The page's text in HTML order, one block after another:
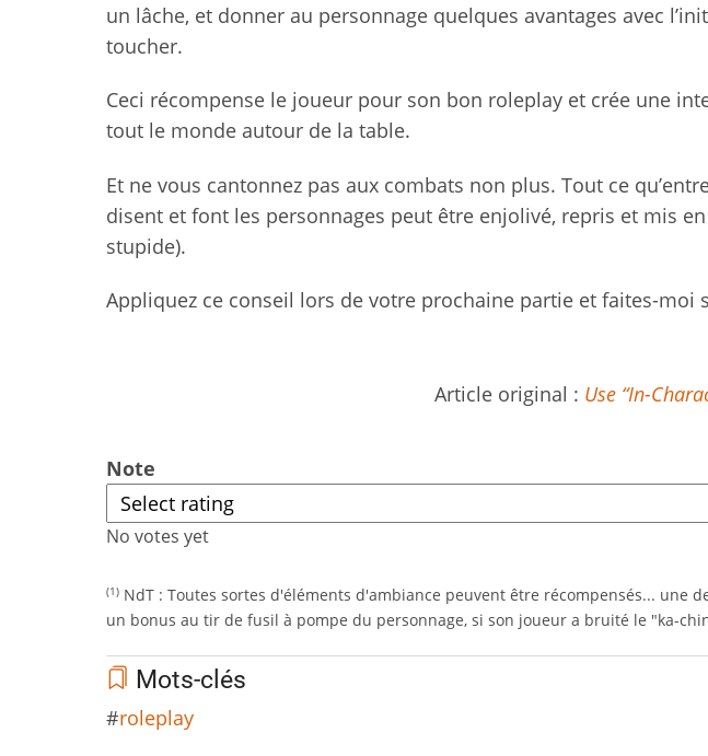
un lâche, et donner au personnage quelques avantages avec
toucher.
Ceci récompense le joueur pour son bon roleplay et crée une
tout le monde autour de la table.
Et ne vous cantonnez pas aux combats non plus. Tout ce
disent et font les personnages peut être enjolivé, repris et mis
stupide).
Appliquez ce conseil lors de votre prochaine partie et faites-moi
Article original : Use “In-
Note
No votes yet
(1) NdT : Toutes sortes d'éléments d'ambiance peuvent être récompensés... une
un bonus au tir de fusil à pompe du personnage, si son joueur a bruité le "ka-
Mots-clés
roleplay